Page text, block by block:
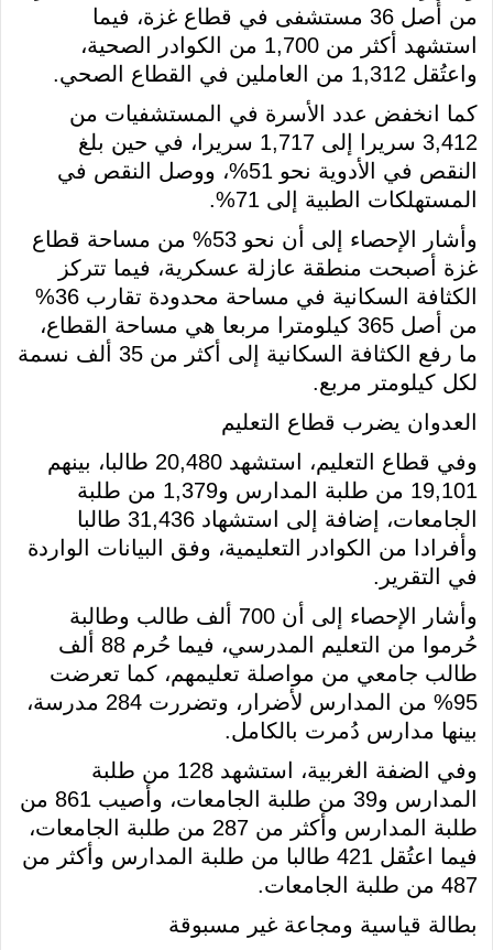
من أصل 36 مستشفى في قطاع غزة، فيما
استشهد أكثر من 1,700 من الكوادر الصحية،
واعتُقل 1,312 من العاملين في القطاع الصحي.
كما انخفض عدد الأسرة في المستشفيات من
3,412 سريرا إلى 1,717 سريرا، في حين بلغ
النقص في الأدوية نحو 51%، ووصل النقص في
المستهلكات الطبية إلى 71%.
وأشار الإحصاء إلى أن نحو 53% من مساحة قطاع
غزة أصبحت منطقة عازلة عسكرية، فيما تتركز
الكثافة السكانية في مساحة محدودة تقارب 36%
من أصل 365 كيلومترا مربعا هي مساحة القطاع،
ما رفع الكثافة السكانية إلى أكثر من 35 ألف نسمة
لكل كيلومتر مربع.
العدوان يضرب قطاع التعليم
وفي قطاع التعليم، استشهد 20,480 طالبا، بينهم
19,101 من طلبة المدارس و1,379 من طلبة
الجامعات، إضافة إلى استشهاد 31,436 طالبا
وأفرادا من الكوادر التعليمية، وفق البيانات الواردة
في التقرير.
وأشار الإحصاء إلى أن 700 ألف طالب وطالبة
حُرموا من التعليم المدرسي، فيما حُرم 88 ألف
طالب جامعي من مواصلة تعليمهم، كما تعرضت
95% من المدارس لأضرار، وتضررت 284 مدرسة،
بينها مدارس دُمرت بالكامل.
وفي الضفة الغربية، استشهد 128 من طلبة
المدارس و39 من طلبة الجامعات، وأصيب 861 من
طلبة المدارس وأكثر من 287 من طلبة الجامعات،
فيما اعتُقل 421 طالبا من طلبة المدارس وأكثر من
487 من طلبة الجامعات.
بطالة قياسية ومجاعة غير مسبوقة